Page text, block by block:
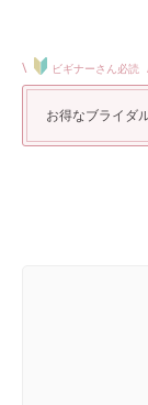
\ ビギナーさん必読
お得なブライダ